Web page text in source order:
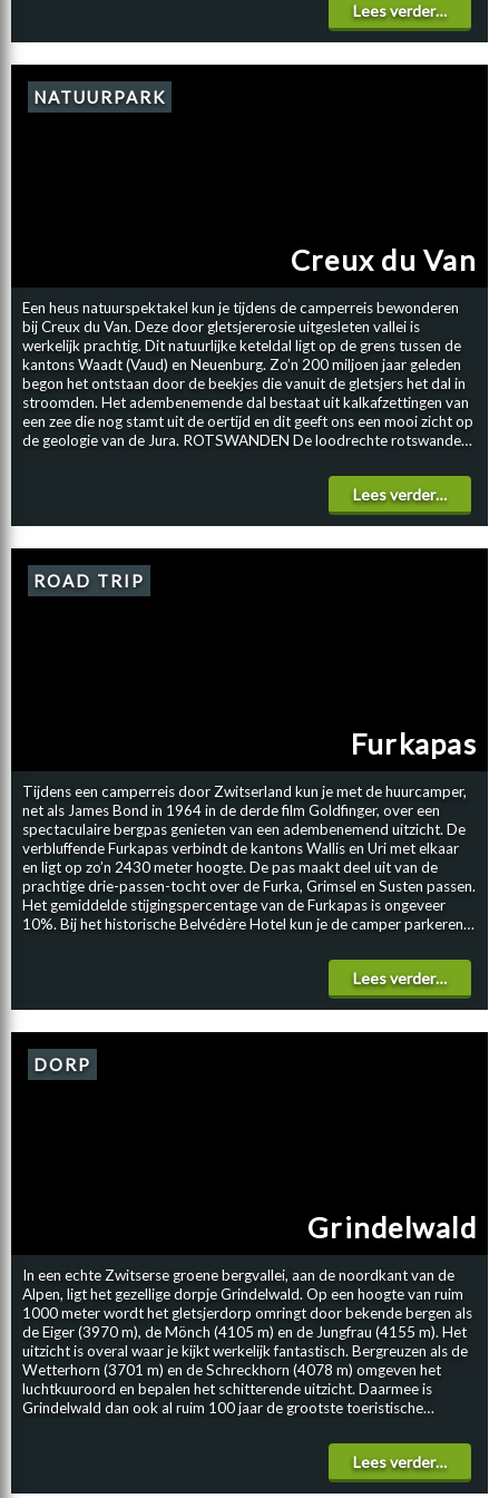
Bettmerhorn. De adembenemende Aletschgletsjer is vanaf hier te
bewonderen. Maar ook een bezoek aan het bekende Zermatt is vanaf
centrum van Brig is zeer overzichtelijk en kenmerkt zich door mooie
historische panden, waarin tegenwoordig winkels en restaurants
gevestigd zijn. STOCKALPERPALAST Er zijn veel architectonische
Lees verder…
Een heus natuurspektakel kun je tijdens de camperreis bewonderen
bij Creux du Van. Deze door gletsjererosie uitgesleten vallei is
werkelijk prachtig. Dit natuurlijke keteldal ligt op de grens tussen de
kantons Waadt (Vaud) en Neuenburg. Zo’n 200 miljoen jaar geleden
begon het ontstaan door de beekjes die vanuit de gletsjers het dal in
stroomden. Het adembenemende dal bestaat uit kalkafzettingen van
een zee die nog stamt uit de oertijd en dit geeft ons een mooi zicht op
de geologie van de Jura. ROTSWANDEN De loodrechte rotswanden
met enorme rotswanden loopt in een U-vorm. Tijdens de
spectaculaire wandeling kijk je naar beneden de diepte in. Je kunt
afzettingen zijn is het een extra spannende wandeltocht. FONTAINE
FROIDE Midden in het natuurlijke keteldal ontspringt ook een bron,
de Fontaine Froide. Wanneer je de wandeling maakt langs de rand van
beschermd en ruim 25 vierkante kilometer groot reservaat.
Lees verder…
NATUURPARK
Creux du Van
Tijdens een camperreis door Zwitserland kun je met de huurcamper,
net als James Bond in 1964 in de derde film Goldfinger, over een
spectaculaire bergpas genieten van een adembenemend uitzicht. De
verbluffende Furkapas verbindt de kantons Wallis en Uri met elkaar
en ligt op zo’n 2430 meter hoogte. De pas maakt deel uit van de
prachtige drie-passen-tocht over de Furka, Grimsel en Susten passen.
Het gemiddelde stijgingspercentage van de Furkapas is ongeveer
10%. Bij het historische Belvédère Hotel kun je de camper parkeren
RHONEGLETSJER Via de souvenirwinkel kun je, tegen betaling, over
een speciaal wandelpad naar de Rhônegletsjer lopen. Het uitzicht op
de gletsjer en het Rhônedal is hier subliem! Via speciaal aangelegde
een stukje de gletsjer in, naar de ijskelder en dat is ontzettend
indrukwekkend, de wetenschap dat je hier daadwerkelijk ín de gletsjer
loopt, is geweldig. Het smeltwater druppelt hier naar beneden en een
oktober geopend, vanwege de weersomstandigheden. Bekijk altijd
de camper te berijden en de omgeving te bezoeken is veelal het begin
van de zomer. Er kan zeker nog sneeuw aanwezig op de bergtoppen,
wat voor een prachtig beeld zorgt, maar de dagen zijn vaak lekker
zonnig en de wegen dus volledig sneeuwvrij.
Lees verder…
ROAD TRIP
Furkapas
In een echte Zwitserse groene bergvallei, aan de noordkant van de
Alpen, ligt het gezellige dorpje Grindelwald. Op een hoogte van ruim
1000 meter wordt het gletsjerdorp omringt door bekende bergen als
de Eiger (3970 m), de Mönch (4105 m) en de Jungfrau (4155 m). Het
uitzicht is overal waar je kijkt werkelijk fantastisch. Bergreuzen als de
Wetterhorn (3701 m) en de Schreckhorn (4078 m) omgeven het
luchtkuuroord en bepalen het schitterende uitzicht. Daarmee is
Grindelwald dan ook al ruim 100 jaar de grootste toeristische
het bergdorp is uitgegroeid tot een wat drukkere toeristische
bestemming heeft het centrum nog altijd zijn authentieke karakter
behouden. Het dorp ligt op een prachtige plek te midden van
Lees verder…
DORP
Grindelwald